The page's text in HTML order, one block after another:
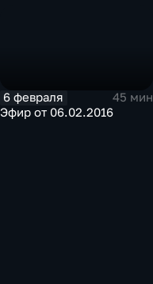
6 февраля
45 мин
Эфир от 06.02.2016